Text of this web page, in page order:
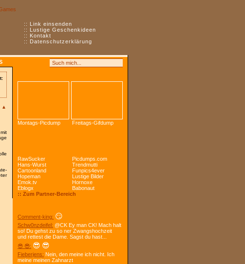
:: Link einsenden
:: Lustige Geschenkideen
:: Kontakt
:: Datenschutzerklärung
▲
Montags-Picdump Freitags-Gifdump
RawSucker
Picdumps.com
Hans-Wurst
Trendmutti
Cartoonland
Funpics4ever
Hopeman
Lustige Bilder
Emok.tv
Hornoxe
Eblogx
Babonaut
:: Zum Partner-Bereich
Comment-king: 😏
Schw0nzdeifel: @CK Ey man CK! Mach halt
so! Du gehst zu so ner Zwangshochzeit
und rettest die Dame. Sagst du hast...
😎 😎: 😎 😎
Fieberjens: Nein, den meine ich nicht. Ich
meine meinen Zahnarzt